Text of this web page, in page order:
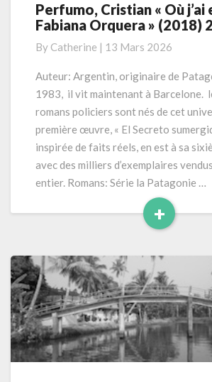
Perfumo,
Cristian
j’ai
enterré
Orquera »
(2018)
263
pages
Perfumo, Cristian « Où
Fabiana Orquera » (2018)
By Catherine | 13 Mars 2026
Auteur: Argentin, originaire de
1983, il vit maintenant à Barcelone.
romans policiers sont nés de cet
première œuvre, « El Secreto
inspirée de faits réels, en est à sa
avec des milliers d’exemplaires
entier. Romans: Série la Patagonie …
+
Read